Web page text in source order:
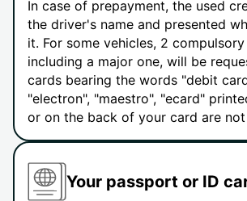
In case of prepayment, the used
the driver's name and presented
it. For some vehicles, 2
including a major one, will be
cards bearing the words "debit
"electron", "maestro", "ecard"
or on the back of your card are
Your passport or ID